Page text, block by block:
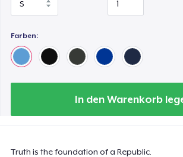
Farben:
In den Warenkorb
Truth is the foundation of a Republic.
53,99 $
Classic Long Sleeve Tee
30,99 $